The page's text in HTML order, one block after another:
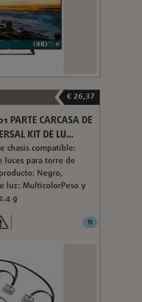
€ 26,37
PARTE CARCASA DE
KIT DE LU...
chasis compatible:
luces para torre de
Negro,
luz: MulticolorPeso y
g
N